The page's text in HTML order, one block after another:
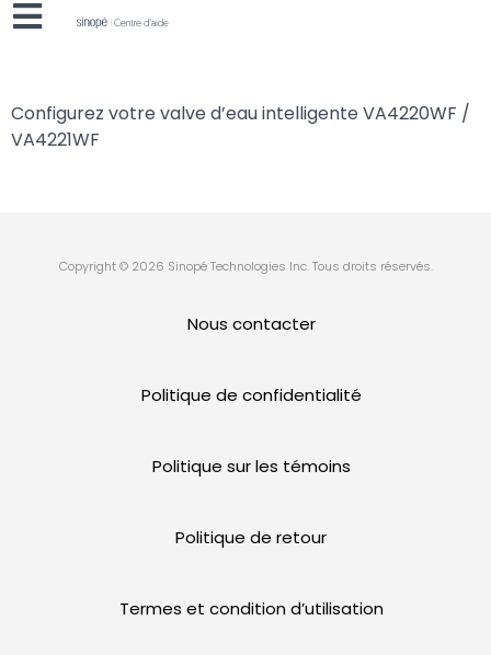
Configurez votre valve d’eau intelligente VA4220WF /
VA4221WF
Copyright © 2026 Sinopé Technologies Inc. Tous droits réservés.
Nous contacter
Politique de confidentialité
Politique sur les témoins
Politique de retour
Termes et condition d’utilisation